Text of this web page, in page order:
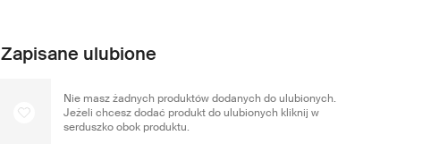
Zapisane ulubione
Nie masz żadnych produktów dodanych do ulubionych.
Jeżeli chcesz dodać produkt do ulubionych kliknij w
serduszko obok produktu.